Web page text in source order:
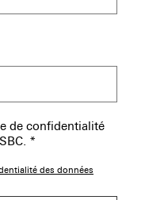
de confidentialité
*
des données